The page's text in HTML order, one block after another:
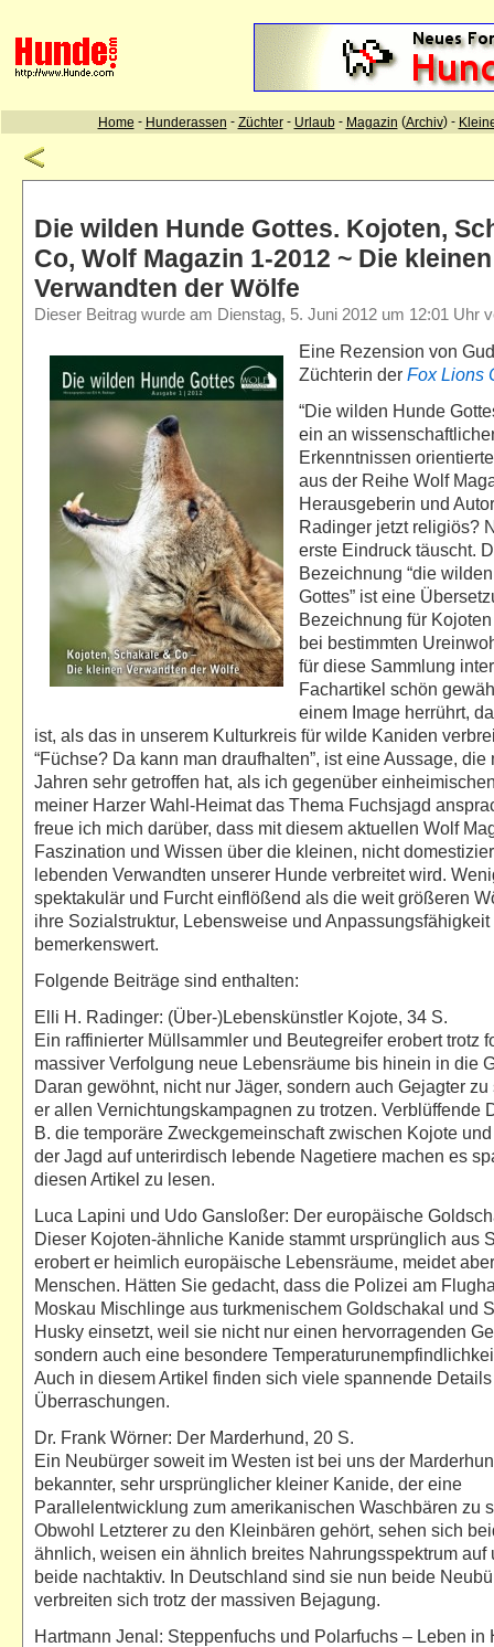
Die wilden Hunde Gottes. Kojoten,
Co, Wolf Magazin 1-2012 ~ Die kleinen
Verwandten der Wölfe
Dieser Beitrag wurde am Dienstag, 5. Juni 2012 um 12:01 Uhr
Eine Rezension von
Züchterin der Fox Lions
“Die wilden Hunde
ein an
Erkenntnissen
aus der Reihe Wolf
Herausgeberin und
Radinger jetzt religiös?
erste Eindruck täuscht.
Bezeichnung “die
Gottes” ist eine
Bezeichnung für
bei bestimmten
für diese Sammlung
Fachartikel schön
einem Image herrührt,
ist, als das in unserem Kulturkreis für wilde Kaniden
“Füchse? Da kann man draufhalten”, ist eine Aussage, die
Jahren sehr getroffen hat, als ich gegenüber
meiner Harzer Wahl-Heimat das Thema Fuchsjagd
freue ich mich darüber, dass mit diesem aktuellen Wolf
Faszination und Wissen über die kleinen, nicht
lebenden Verwandten unserer Hunde verbreitet wird.
spektakulär und Furcht einflößend als die weit größeren
ihre Sozialstruktur, Lebensweise und Anpassungsfähigkeit
bemerkenswert.
Folgende Beiträge sind enthalten:
Elli H. Radinger: (Über-)Lebenskünstler Kojote, 34 S.
Ein raffinierter Müllsammler und Beutegreifer erobert trotz
massiver Verfolgung neue Lebensräume bis hinein in die
Daran gewöhnt, nicht nur Jäger, sondern auch Gejagter
er allen Vernichtungskampagnen zu trotzen. Verblüffende
B. die temporäre Zweckgemeinschaft zwischen Kojote
der Jagd auf unterirdisch lebende Nagetiere machen es
diesen Artikel zu lesen.
Luca Lapini und Udo Gansloßer: Der europäische
Dieser Kojoten-ähnliche Kanide stammt ursprünglich aus
erobert er heimlich europäische Lebensräume, meidet
Menschen. Hätten Sie gedacht, dass die Polizei am
Moskau Mischlinge aus turkmenischem Goldschakal und
Husky einsetzt, weil sie nicht nur einen hervorragenden
sondern auch eine besondere
Auch in diesem Artikel finden sich viele spannende
Überraschungen.
Dr. Frank Wörner: Der Marderhund, 20 S.
Ein Neubürger soweit im Westen ist bei uns der
bekannter, sehr ursprünglicher kleiner Kanide, der eine
Parallelentwicklung zum amerikanischen Waschbären zu
Obwohl Letzterer zu den Kleinbären gehört, sehen sich
ähnlich, weisen ein ähnlich breites Nahrungsspektrum auf
beide nachtaktiv. In Deutschland sind sie nun beide
verbreiten sich trotz der massiven Bejagung.
Hartmann Jenal: Steppenfuchs und Polarfuchs – Leben in